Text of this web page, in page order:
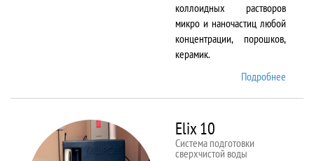
коллоидных растворов
микро и наночастиц любой
концентрации, порошков,
керамик.
Подробнее
Elix 10
Cистема подготовки
сверхчистой воды